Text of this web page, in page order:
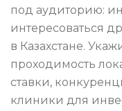
под аудиторию:
интересоваться
в Казахстане.
проходимость
ставки,
клиники для